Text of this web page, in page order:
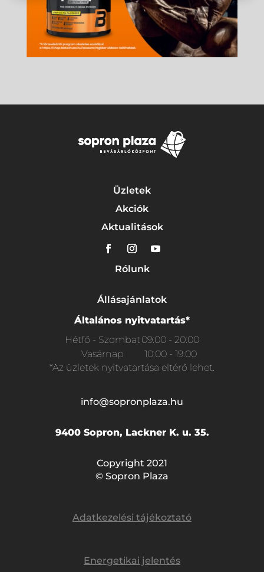
Üzletek
Akciók
Aktualitások
Rólunk
Állásajánlatok
Általános nyitvatartás*
Hétfő - Szombat09:00 - 20:00
Vasárnap
10:00 - 19:00
*Az üzletek nyitvatartása eltérő lehet.
info@sopronplaza.hu
9400 Sopron, Lackner K. u. 35.
Copyright 2021
© Sopron Plaza
Adatkezelési tájékoztató
Energetikai jelentés